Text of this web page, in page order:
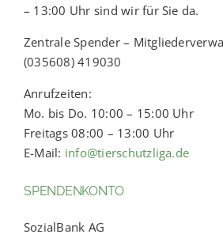
– 13:00 Uhr sind wir für Sie da.
Zentrale Spender –
(035608) 419030
Anrufzeiten:
Mo. bis Do. 10:00 – 15:00 Uhr
Freitags 08:00 – 13:00 Uhr
E-Mail: info@tierschutzliga.de
SPENDENKONTO
SozialBank AG